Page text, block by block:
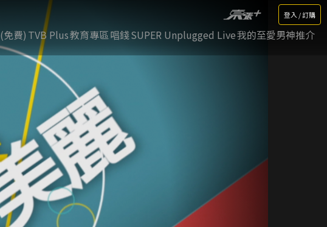
登入 / 訂購
免費) TVB Plus教育專區唱錢SUPER Unplugged Live我的至愛男神推介